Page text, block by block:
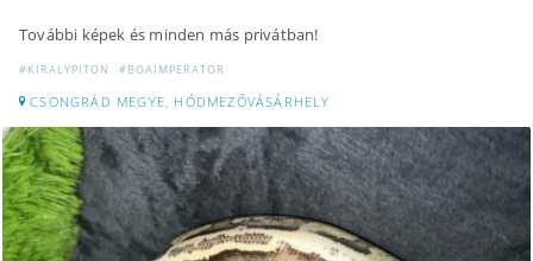
További képek és minden más privátban!
#KIRALYPITON #BOAIMPERATOR
CSONGRÁD MEGYE, HÓDMEZŐVÁSÁRHELY